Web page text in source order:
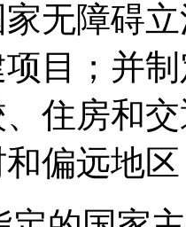
无障碍
目；并
住房和
偏远地